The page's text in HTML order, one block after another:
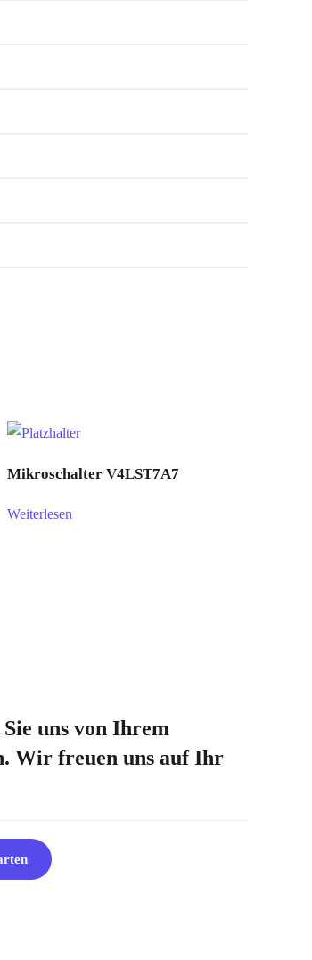
Mikroschalter V4LST7A7
Weiterlesen
uns von Ihrem
Wir freuen uns auf Ihr